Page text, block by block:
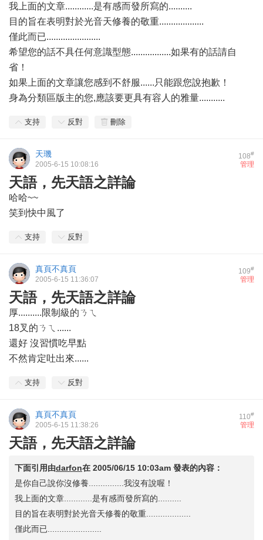
我上面的文章............是有感而發所寫的..........
目的旨在表明對於光音天修養的敬重...................
僅此而已.......................
希望您的話不具任何意識型態.................如果有的話請自
省！
如果上面的文章讓您感到不舒服......只能跟您說抱歉！
身為分類區版主的您,應該要更具有容人的雅量...........
支持 反對 刪除
108#
天璣
管理
2005-6-15 10:08:16
天語，先天語之詳論
哈哈~~
笑到快中風了
支持 反對
109#
真頁不真頁
管理
2005-6-15 11:36:07
天語，先天語之詳論
厚..........限制級的ㄋㄟ
18叉的ㄋㄟ......
還好 沒習慣吃早點
不然肯定吐出來......
支持 反對
110#
真頁不真頁
管理
2005-6-15 11:38:26
天語，先天語之詳論
下面引用由darfon在 2005/06/15 10:03am 發表的內容：
是你自己說你沒修養...............我沒有說喔！
我上面的文章............是有感而發所寫的..........
目的旨在表明對於光音天修養的敬重...................
僅此而已.......................